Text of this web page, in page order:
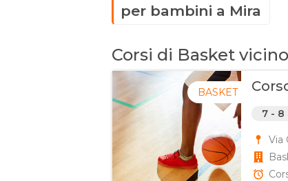
per bambini a Mira
Corsi di Basket
BASKET
7 - 8
Via